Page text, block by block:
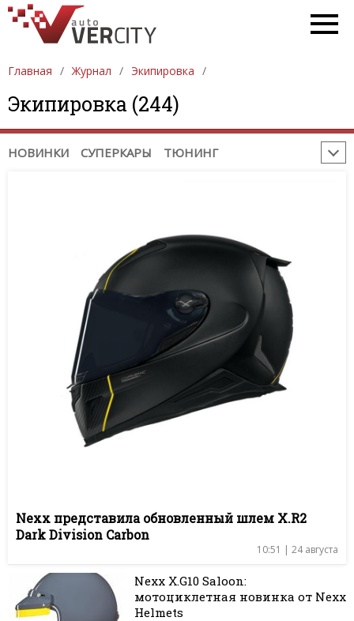
Главная Журнал Экипировка
Экипировка (244)
НОВИНКИ СУПЕРКАРЫ ТЮНИНГ
РЕМОНТ / ДИАГНОСТИКА
ПРОБЛЕМЫ НА ДОРОГЕ
СОВЕТЫ ПРИ ПОКУПКЕ / ПРОДАЖЕ
РЕКЛАМА
Nexx представила обновленный шлем X.R2
Dark Division Carbon
10:51 | 24 августа
Nexx X.G10 Saloon:
мотоциклетная новинка от Nexx
Helmets